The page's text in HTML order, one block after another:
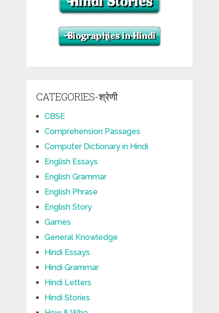
CATEGORIES-श्रेणी
CBSE
Comprehension Passages
Computer Dictionary in Hindi
English Essays
English Grammar
English Phrase
English Story
Games
General Knowledge
Hindi Essays
Hindi Grammar
Hindi Letters
Hindi Stories